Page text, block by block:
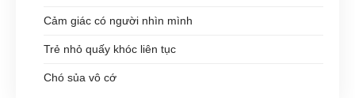
Cảm giác có người nhìn mình
Trẻ nhỏ quấy khóc liên tục
Chó sủa vô cớ